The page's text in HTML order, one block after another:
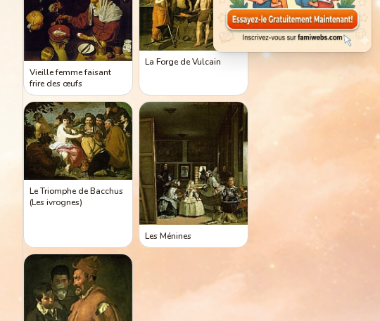
Vieille femme faisant
frire des œufs
La Forge de Vulcain
Le Triomphe de Bacchus
(Les ivrognes)
Les Ménines